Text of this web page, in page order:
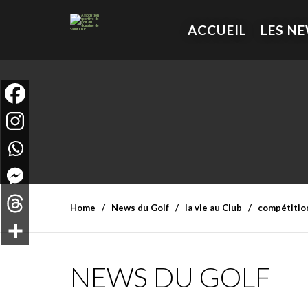
ACCUEIL LES
Home News du Golf la vie au Club
NEWS DU GOLF